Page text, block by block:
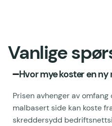
Vanlige
Hvor mye koster en ny
Prisen avhenger av omfang
malbasert side kan koste
skreddersydd